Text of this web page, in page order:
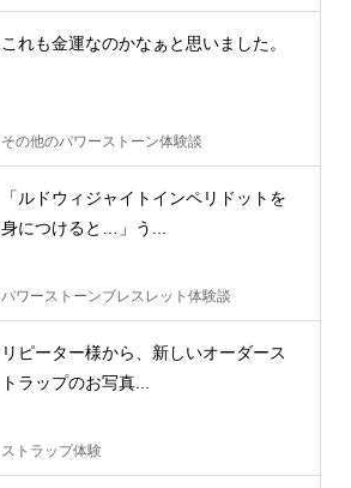
これも金運なのかなぁと思いました。
その他のパワーストーン体験談
「ルドウィジャイトインペリドットを
身につけると…」う...
パワーストーンブレスレット体験談
リピーター様から、新しいオーダース
トラップのお写真...
ストラップ体験